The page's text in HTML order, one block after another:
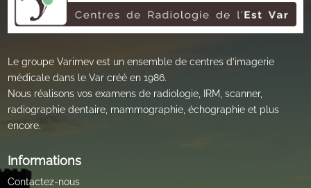
Le groupe Varimev est un ensemble de centres d’imagerie
médicale dans le Var créé en 1986.
Nous réalisons vos examens de radiologie, IRM, scanner,
radiographie dentaire, mammographie, échographie et plus
encore.
Informations
Contactez-nous